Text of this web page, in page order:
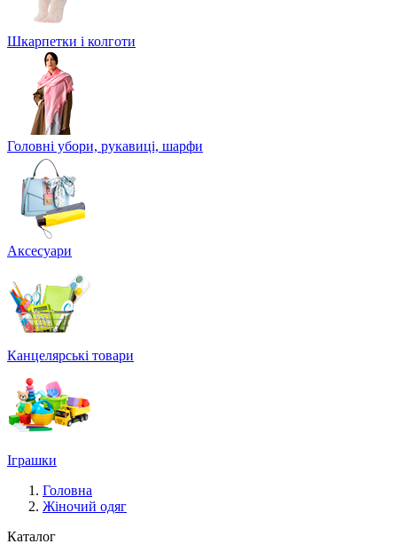
Шкарпетки і колготи
Головні убори, рукавиці, шарфи
Аксесуари
Канцелярські товари
Іграшки
Головна
Жіночий одяг
Каталог